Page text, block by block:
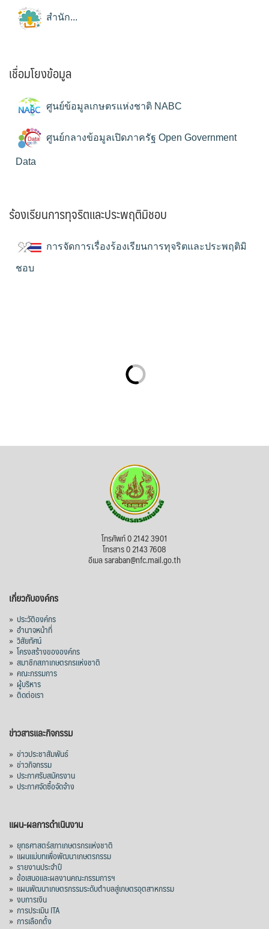
สำนัก...
เชื่อมโยงข้อมูล
ศูนย์ข้อมูลเกษตรแห่งชาติ NABC
ศูนย์กลางข้อมูลเปิดภาครัฐ Open Government
Data
ร้องเรียนการทุจริตและประพฤติมิชอบ
การจัดการเรื่องร้องเรียนการทุจริตและประพฤติมิ
ชอบ
โทรศัพท์ 0 2142 3901
โทรสาร 0 2143 7608
อีเมล saraban@nfc.mail.go.th
เกี่ยวกับองค์กร
» ประวัติองค์กร
» อำนาจหน้าที่
» วิสัยทัศน์
» โครงสร้างขององค์กร
» สมาชิกสภาเกษตรกรแห่งชาติ
» คณะกรรมการ
» ผู้บริหาร
» ติดต่อเรา
ข่าวสารและกิจกรรม
» ข่าวประชาสัมพันธ์
» ข่าวกิจกรรม
» ประกาศรับสมัครงาน
» ประกาศจัดซื้อจัดจ้าง
แผน-ผลการดำเนินงาน
» ยุทธศาสตร์สภาเกษตรกรแห่งชาติ
» แผนแม่บทเพื่อพัฒนาเกษตรกรรม
» รายงานประจำปี
» ข้อเสนอและผลงานคณะกรรมการฯ
» แผนพัฒนาเกษตรกรรมระดับตำบลสู่เกษตรอุตสาหกรรม
» งบการเงิน
» การประเมิน ITA
» การเลือกตั้ง